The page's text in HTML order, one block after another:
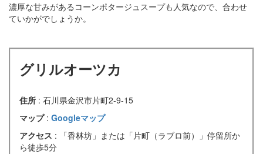
濃厚な甘みがあるコーンポタージュスープも人気なので、合わせ
ていかがでしょうか。
グリルオーツカ
住所 : 石川県金沢市片町2-9-15
マップ : Googleマップ
アクセス : 「香林坊」または「片町（ラブロ前）」停留所か
ら徒歩5分